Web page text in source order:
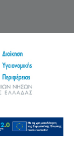
Ηπείρου
Δυτικής
Ελλάδας